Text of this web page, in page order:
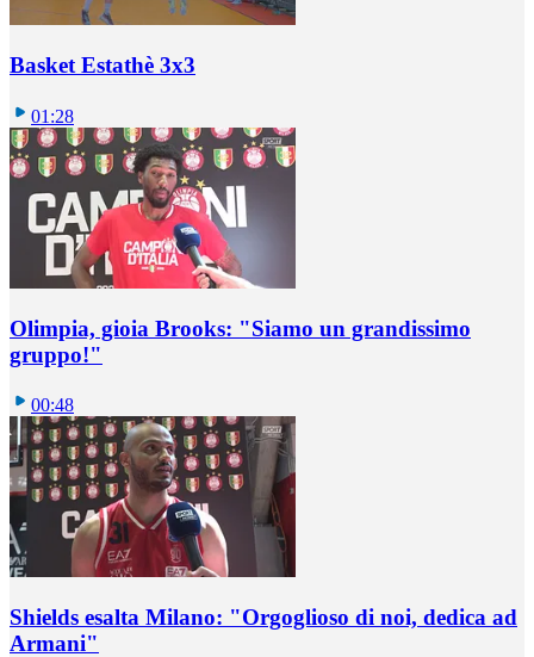
Basket Estathè 3x3
01:28
Olimpia, gioia Brooks: "Siamo un grandissimo
gruppo!"
00:48
Shields esalta Milano: "Orgoglioso di noi, dedica ad
Armani"